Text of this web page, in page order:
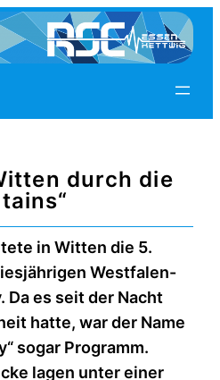
durch die
in Witten die 5.
Westfalen-
es seit der Nacht
hatte, war der Name
sogar Programm.
lagen unter einer